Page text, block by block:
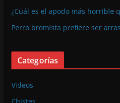
¿Cuál es el apodo más horrible
Perro bromista prefiere ser
Categorías
Videos
Chistes